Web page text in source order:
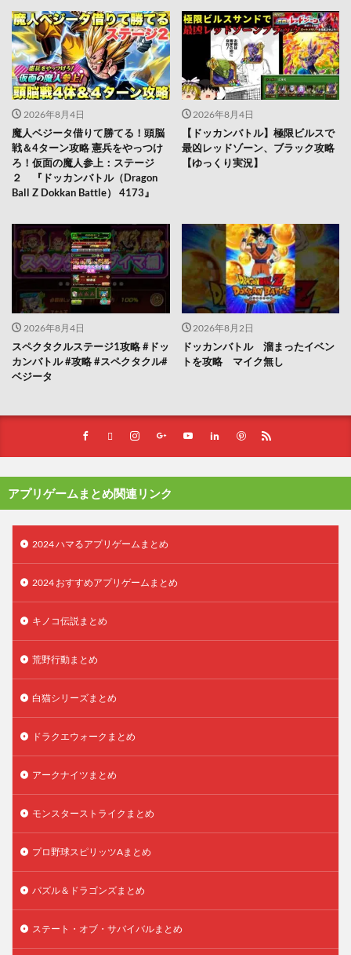
2026年8月4日
魔人ベジータ借りて勝てる！頭脳
戦＆4ターン攻略 憲兵をやっつけ
ろ！仮面の魔人参上：ステージ
２ 『ドッカンバトル（Dragon
Ball Z Dokkan Battle） 4173』
2026年8月4日
【ドッカンバトル】極限ビルスで
最凶レッドゾーン、ブラック攻略
【ゆっくり実況】
2026年8月4日
スペクタクルステージ1攻略 #ドッ
カンバトル #攻略 #スペクタクル#
ベジータ
2026年8月2日
ドッカンバトル 溜まったイベン
トを攻略 マイク無し
アプリゲームまとめ関連リンク
2024 ハマるアプリゲームまとめ
2024 おすすめアプリゲームまとめ
キノコ伝説まとめ
荒野行動まとめ
白猫シリーズまとめ
ドラクエウォークまとめ
アークナイツまとめ
モンスターストライクまとめ
プロ野球スピリッツAまとめ
パズル＆ドラゴンズまとめ
ステート・オブ・サバイバルまとめ